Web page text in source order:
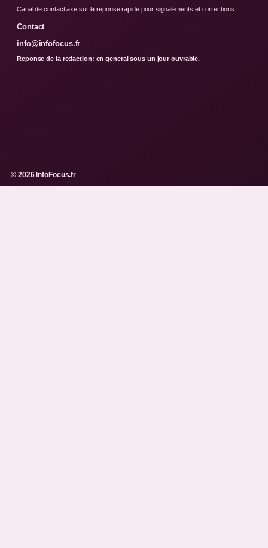
Canal de contact axe sur la reponse rapide pour signalements et corrections.
Contact
info@infofocus.fr
Reponse de la redaction: en general sous un jour ouvrable.
© 2026 InfoFocus.fr